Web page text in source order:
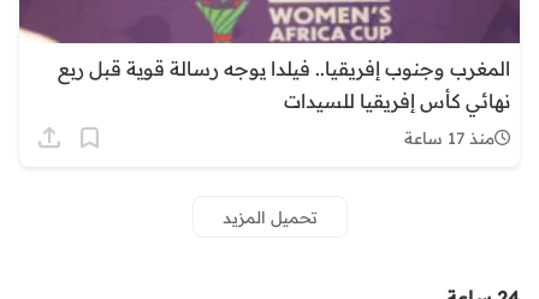
المغرب وجنوب إفريقيا.. فيلدا يوجه رسالة قوية قبل ربع
نهائي كأس إفريقيا للسيدات
منذ 17 ساعة
تحميل المزيد